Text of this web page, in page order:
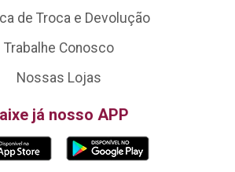
de Troca e Devolução
Trabalhe Conosco
Nossas Lojas
já nosso APP